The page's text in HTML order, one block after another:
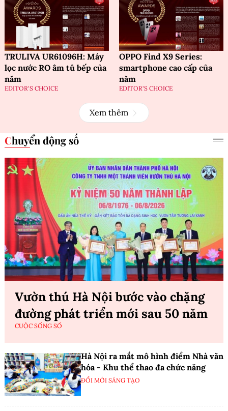
TRULIVA UR61096H: Máy
lọc nước RO âm tủ bếp của
năm
EDITOR'S CHOICE
OPPO Find X9 Series:
smartphone cao cấp của
năm
EDITOR'S CHOICE
Xem thêm
Chuyển động số
Vườn thú Hà Nội bước vào chặng
đường phát triển mới sau 50 năm
CUỘC SỐNG SỐ
Hà Nội ra mắt mô hình điểm Nhà văn
hóa - Khu thể thao đa chức năng
ĐỔI MỚI SÁNG TẠO